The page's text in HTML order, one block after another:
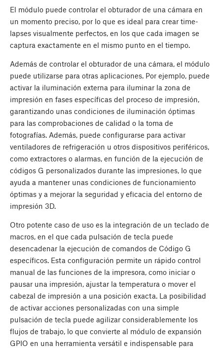
El módulo puede controlar el obturador de una cámara en
un momento preciso, por lo que es ideal para crear time-
lapses visualmente perfectos, en los que cada imagen se
captura exactamente en el mismo punto en el tiempo.
Además de controlar el obturador de una cámara, el módulo
puede utilizarse para otras aplicaciones. Por ejemplo, puede
activar la iluminación externa para iluminar la zona de
impresión en fases específicas del proceso de impresión,
garantizando unas condiciones de iluminación óptimas
para las comprobaciones de calidad o la toma de
fotografías. Además, puede configurarse para activar
ventiladores de refrigeración u otros dispositivos periféricos,
como extractores o alarmas, en función de la ejecución de
códigos G personalizados durante las impresiones, lo que
ayuda a mantener unas condiciones de funcionamiento
óptimas y a mejorar la seguridad y eficacia del entorno de
impresión 3D.
Otro potente caso de uso es la integración de un teclado de
macros, en el que cada pulsación de tecla puede
desencadenar la ejecución de comandos de Código G
específicos. Esta configuración permite un rápido control
manual de las funciones de la impresora, como iniciar o
pausar una impresión, ajustar la temperatura o mover el
cabezal de impresión a una posición exacta. La posibilidad
de activar acciones personalizadas con una simple
pulsación de tecla puede agilizar considerablemente los
flujos de trabajo, lo que convierte al módulo de expansión
GPIO en una herramienta versátil e indispensable para